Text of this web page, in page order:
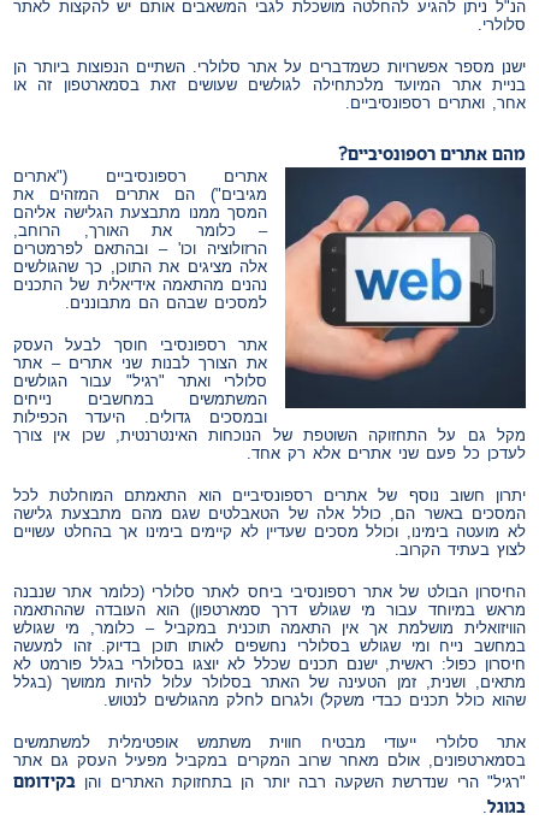
הנ"ל ניתן להגיע להחלטה מושכלת לגבי המשאבים אותם יש להקצות לאתר
סלולרי.
ישנן מספר אפשרויות כשמדברים על אתר סלולרי. השתיים הנפוצות ביותר הן
בניית אתר המיועד מלכתחילה לגולשים שעושים זאת בסמארטפון זה או
אחר, ואתרים רספונסיביים.
מהם אתרים רספונסיביים?
אתרים רספונסיביים ("אתרים
מגיבים") הם אתרים המזהים את
המסך ממנו מתבצעת הגלישה אליהם
– כלומר את האורך, הרוחב,
הרזולוציה וכו' – ובהתאם לפרמטרים
אלה מציגים את התוכן, כך שהגולשים
נהנים מהתאמה אידיאלית של התכנים
למסכים שבהם הם מתבוננים.
אתר רספונסיבי חוסך לבעל העסק
את הצורך לבנות שני אתרים – אתר
סלולרי ואתר "רגיל" עבור הגולשים
המשתמשים במחשבים נייחים
ובמסכים גדולים. היעדר הכפילות
מקל גם על התחזוקה השוטפת של הנוכחות האינטרנטית, שכן אין צורך
לעדכן כל פעם שני אתרים אלא רק אחד.
יתרון חשוב נוסף של אתרים רספונסיביים הוא התאמתם המוחלטת לכל
המסכים באשר הם, כולל אלה של הטאבלטים שגם מהם מתבצעת גלישה
לא מועטה בימינו, וכולל מסכים שעדיין לא קיימים בימינו אך בהחלט עשויים
לצוץ בעתיד הקרוב.
החיסרון הבולט של אתר רספונסיבי ביחס לאתר סלולרי (כלומר אתר שנבנה
מראש במיוחד עבור מי שגולש דרך סמארטפון) הוא העובדה שההתאמה
הוויזואלית מושלמת אך אין התאמה תוכנית במקביל – כלומר, מי שגולש
במחשב נייח ומי שגולש בסלולרי נחשפים לאותו תוכן בדיוק. זהו למעשה
חיסרון כפול: ראשית, ישנם תכנים שכלל לא יוצגו בסלולרי בגלל פורמט לא
מתאים, ושנית, זמן הטעינה של האתר בסלולר עלול להיות ממושך (בגלל
שהוא כולל תכנים כבדי משקל) ולגרום לחלק מהגולשים לנטוש.
אתר סלולרי ייעודי מבטיח חווית משתמש אופטימלית למשתמשים
בסמארטפונים, אולם מאחר שרוב המקרים במקביל מפעיל העסק גם אתר
"רגיל" הרי שנדרשת השקעה רבה יותר הן בתחזוקת האתרים והן בקידומם
בגוגל.